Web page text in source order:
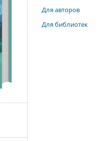
Для авторов
Для библиотек